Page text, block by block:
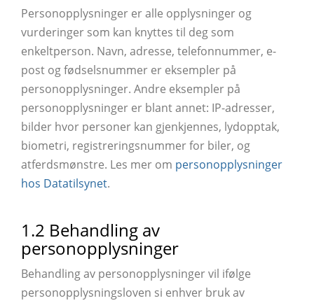
Personopplysninger er alle opplysninger og
vurderinger som kan knyttes til deg som
enkeltperson. Navn, adresse, telefonnummer, e-
post og fødselsnummer er eksempler på
personopplysninger. Andre eksempler på
personopplysninger er blant annet: IP-adresser,
bilder hvor personer kan gjenkjennes, lydopptak,
biometri, registreringsnummer for biler, og
atferdsmønstre. Les mer om personopplysninger
hos Datatilsynet.
1.2 Behandling av
personopplysninger
Behandling av personopplysninger vil ifølge
personopplysningsloven si enhver bruk av